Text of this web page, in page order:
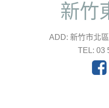
新竹
ADD: 新竹市北
TEL: 03